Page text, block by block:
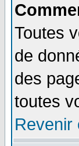
Toutes
de
des
toutes
Revenir